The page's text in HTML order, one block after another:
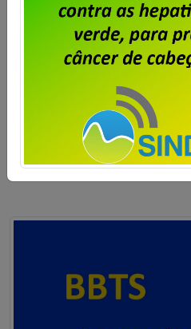
A diretoria do Sindpd-RJ
de 2024, às 14 horas em
assembleia virtual com os
trabalhadoras da BBTS no
debate e deliberação
reivindicações para a
além da eleição de
Saiba mais